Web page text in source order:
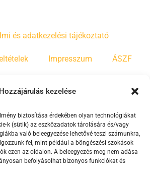
Hozzájárulás kezelése
biztosítása érdekében olyan technológiákat
k (sütik) az eszközadatok tárolására és/vagy
való beleegyezése lehetővé teszi számunkra,
fel, mint például a böngészési szokások
ezen az oldalon. A beleegyezés meg nem adása
befolyásolhat bizonyos funkciókat és
és adatkezelési tájékoztató
Impresszum ÁSZF